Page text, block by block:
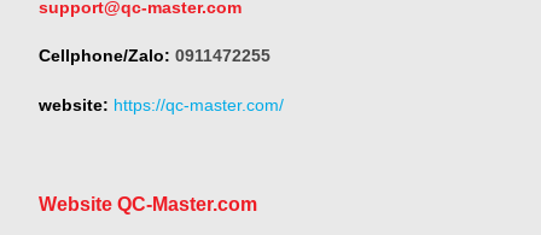
support@qc-master.com
Cellphone/Zalo: 0911472255
website: https://qc-master.com/
Website QC-Master.com